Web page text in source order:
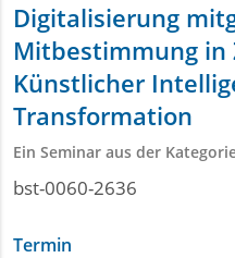
Digitalisierung
Mitbestimmung in
Künstlicher
Transformation
Ein Seminar aus der
bst-0060-2636
Termin